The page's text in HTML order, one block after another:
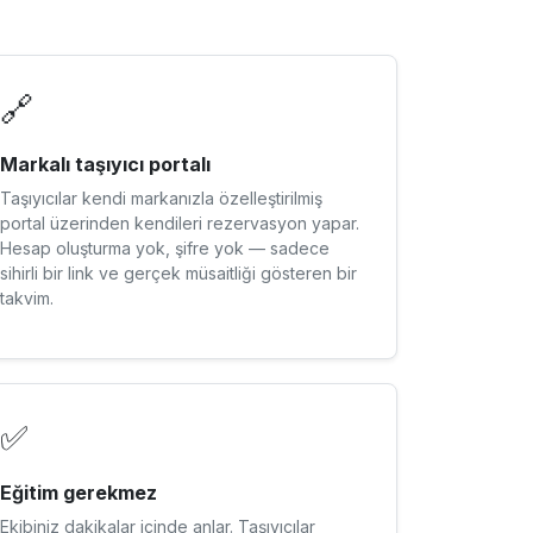
🔗
Markalı taşıyıcı portalı
Taşıyıcılar kendi markanızla özelleştirilmiş
portal üzerinden kendileri rezervasyon yapar.
Hesap oluşturma yok, şifre yok — sadece
sihirli bir link ve gerçek müsaitliği gösteren bir
takvim.
✅
Eğitim gerekmez
Ekibiniz dakikalar içinde anlar. Taşıyıcılar